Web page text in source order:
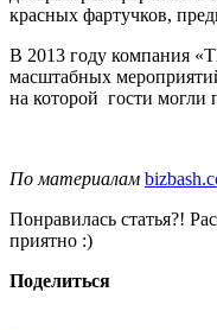
красных фартучков,
В 2013 году компания
масштабных
на которой гости могли
По материалам
Понравилась статья?!
приятно :)
Поделиться